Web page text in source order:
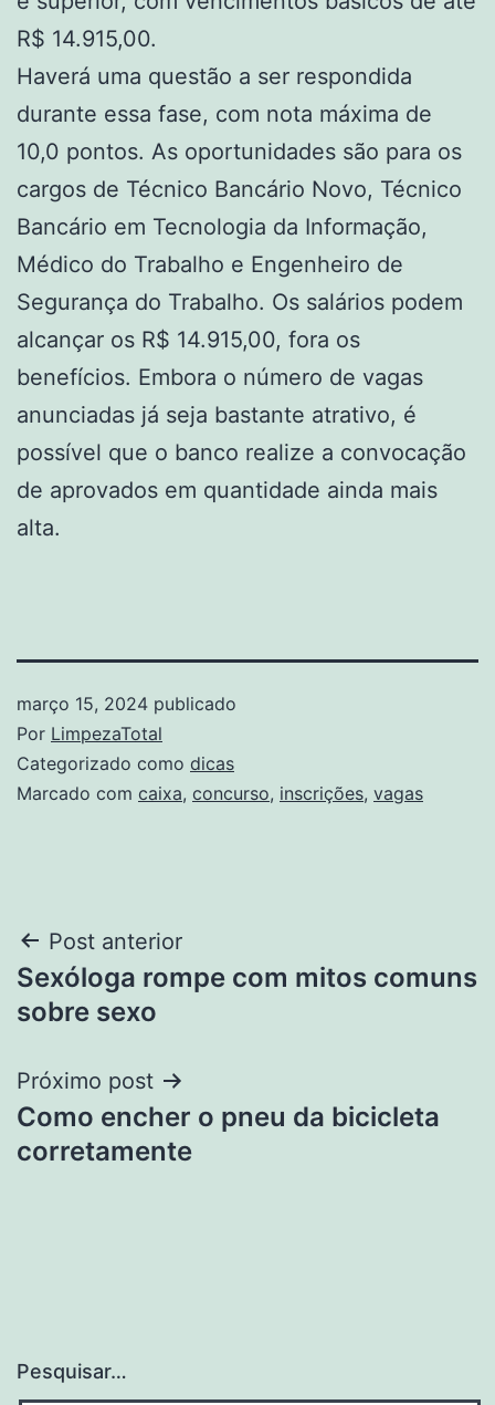
R$ 14.915,00.
Haverá uma questão a ser respondida
durante essa fase, com nota máxima de
10,0 pontos. As oportunidades são para os
cargos de Técnico Bancário Novo, Técnico
Bancário em Tecnologia da Informação,
Médico do Trabalho e Engenheiro de
Segurança do Trabalho. Os salários podem
alcançar os R$ 14.915,00, fora os
benefícios. Embora o número de vagas
anunciadas já seja bastante atrativo, é
possível que o banco realize a convocação
de aprovados em quantidade ainda mais
alta.
março 15, 2024 publicado
Por LimpezaTotal
Categorizado como dicas
Marcado com caixa, concurso, inscrições, vagas
Navegação
de
Post anterior
Sexóloga rompe com mitos comuns
sobre sexo
Próximo post
Como encher o pneu da bicicleta
corretamente
Pesquisar…